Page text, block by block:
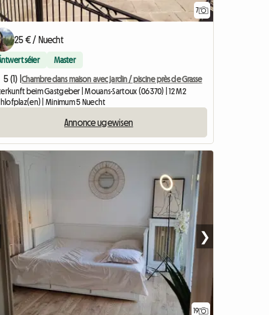
7
25 € / Nuecht
séier Master
5 (1) | Chambre dans maison avec jardin / piscine près de Grasse
beim Gastgeber | Mouans-Sartoux (06370) | 12 M2
| Minimum 5 Nuecht
Annonce ugewisen
19
❯